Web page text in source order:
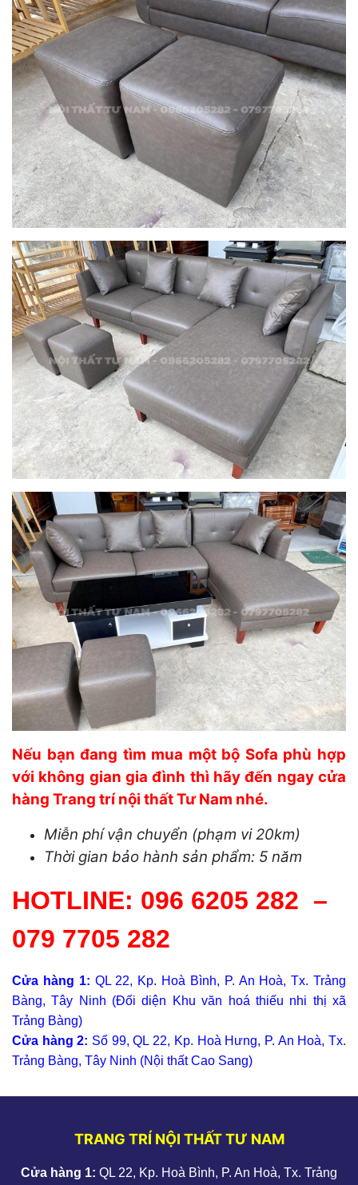
Nếu bạn đang tìm mua một bộ Sofa phù hợp
với không gian gia đình thì hãy đến ngay cửa
hàng Trang trí nội thất Tư Nam nhé.
Miễn phí vận chuyển (phạm vi 20km)
Thời gian bảo hành sản phẩm: 5 năm
HOTLINE: 096 6205 282 –
079 7705 282
Cửa hàng 1: QL 22, Kp. Hoà Bình, P. An Hoà, Tx. Trảng
Bàng, Tây Ninh (Đối diện Khu văn hoá thiếu nhi thị xã
Trảng Bàng)
Cửa hàng 2: Số 99, QL 22, Kp. Hoà Hưng, P. An Hoà, Tx.
Trảng Bàng, Tây Ninh (Nội thất Cao Sang)
TRANG TRÍ NỘI THẤT TƯ NAM
Cửa hàng 1: QL 22, Kp. Hoà Bình, P. An Hoà, Tx. Trảng